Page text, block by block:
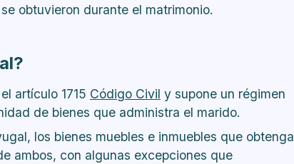
obtuvieron durante el matrimonio.
artículo 1715 Código Civil y supone un régimen
de bienes que administra el marido.
los bienes muebles e inmuebles que obtenga
ambos, con algunas excepciones que